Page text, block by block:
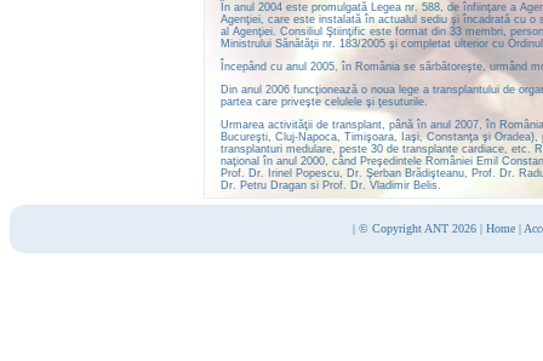
În anul 2004 este promulgată Legea nr. 588, de înfiinţare a
Agenţiei, care este instalată în actualul sediu şi încadrată cu o
al Agenţiei. Consiliul Ştiinţific este format din 33 membri,
Ministrului Sănătăţii nr. 183/2005 şi completat ulterior cu
Începând cu anul 2005, în România se sărbătoreşte, urmând
Din anul 2006 funcţionează o noua lege a transplantului de
partea care priveşte celulele şi ţesuturile.
Urmarea activităţii de transplant, până în anul 2007, în
Bucureşti, Cluj-Napoca, Timişoara, Iaşi, Constanţa şi
transplanturi medulare, peste 30 de transplante cardiace, etc.
naţional în anul 2000, când Preşedintele României Emil
Prof. Dr. Irinel Popescu, Dr. Şerban Brădişteanu, Prof. Dr.
Dr. Petru Dragan si Prof. Dr. Vladimir Belis.
| © Copyright ANT 2026 | Home |